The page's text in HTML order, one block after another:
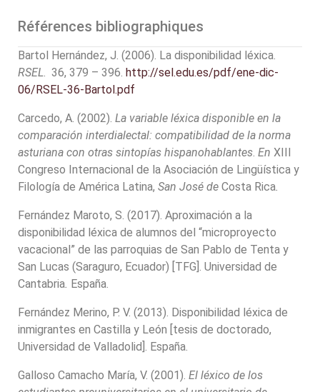
Références bibliographiques
Bartol Hernández, J. (2006). La disponibilidad léxica.
RSEL. 36, 379 – 396. http://sel.edu.es/pdf/ene-dic-
06/RSEL-36-Bartol.pdf
Carcedo, A. (2002). La variable léxica disponible en la
comparación interdialectal: compatibilidad de la norma
asturiana con otras sintopías hispanohablantes. En XIII
Congreso Internacional de la Asociación de Lingüística y
Filología de América Latina, San José de Costa Rica.
Fernández Maroto, S. (2017). Aproximación a la
disponibilidad léxica de alumnos del “microproyecto
vacacional” de las parroquias de San Pablo de Tenta y
San Lucas (Saraguro, Ecuador) [TFG]. Universidad de
Cantabria. España.
Fernández Merino, P. V. (2013). Disponibilidad léxica de
inmigrantes en Castilla y León [tesis de doctorado,
Universidad de Valladolid]. España.
Galloso Camacho María, V. (2001). El léxico de los